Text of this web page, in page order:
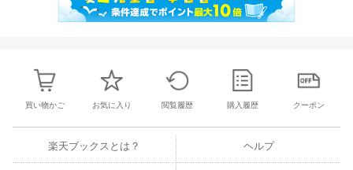
買い物かご お気に入り 閲覧履歴 購入履歴 クーポン
楽天ブックスとは？ ヘルプ